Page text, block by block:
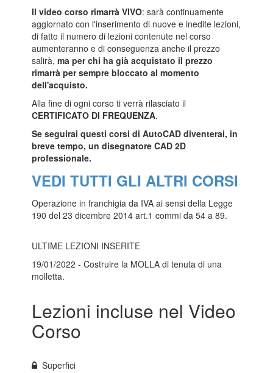
Il video corso rimarràVIVO: sarà continuamente
aggiornato con l'inserimento di nuove e inedite lezioni,
di fatto il numero di lezioni contenute nel corso
aumenteranno e di conseguenza anche il prezzo
salirà,ma per chi ha già acquistato il prezzo
rimarrà per sempre bloccato al momento
dell'acquisto.
Alla fine di ogni corso ti verrà rilasciato il
CERTIFICATO DI FREQUENZA.
Se seguirai questi corsi di AutoCAD diventerai, in
breve tempo, un disegnatore CAD 2D
professionale.
VEDI TUTTI GLI ALTRI CORSI
Operazione in franchigia da IVA ai sensi della Legge
190 del 23 dicembre 2014 art.1 commi da 54 a 89.
ULTIME LEZIONI INSERITE
19/01/2022 - Costruire la MOLLA di tenuta di una
molletta.
Lezioni incluse nel Video
Corso
Superfici